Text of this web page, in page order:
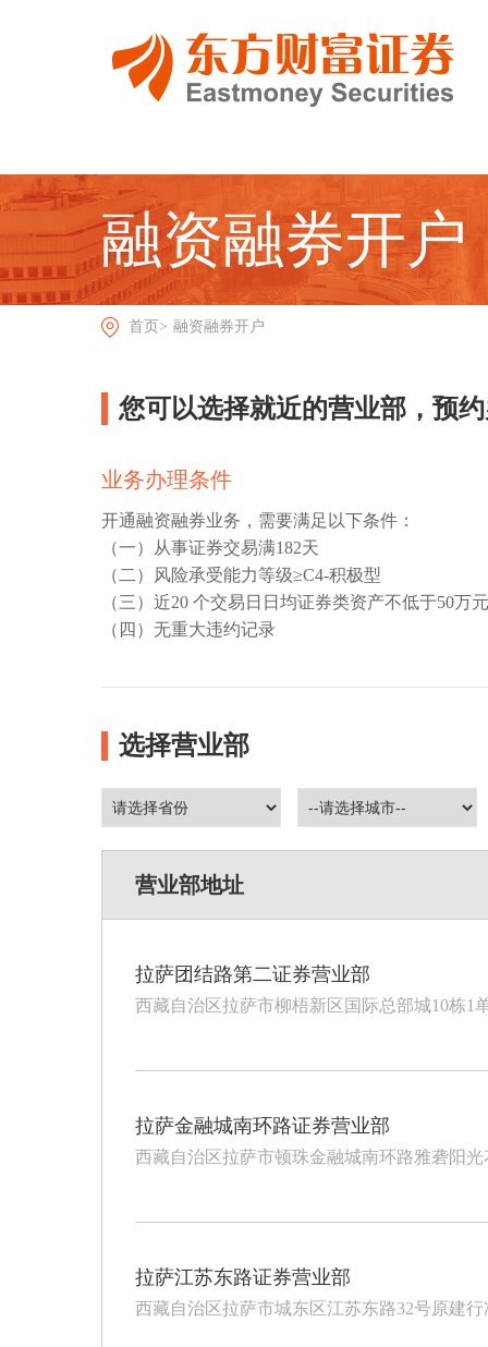
融资融券开户
首页> 融资融券开户
您可以选择就近的营业部，预
业务办理条件
开通融资融券业务，需要满足以下条件：
（一）从事证券交易满182天
（二）风险承受能力等级≥C4-积极型
（三）近20 个交易日日均证券类资产不低于50万元
（四）无重大违约记录
选择营业部
营业部地址
拉萨团结路第二证券营业部
西藏自治区拉萨市柳梧新区国际总部城10栋1
拉萨金融城南环路证券营业部
西藏自治区拉萨市顿珠金融城南环路雅砻阳光
拉萨江苏东路证券营业部
西藏自治区拉萨市城东区江苏东路32号原建